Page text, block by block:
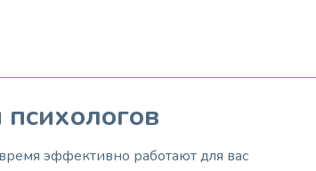
эффективно работают для вас